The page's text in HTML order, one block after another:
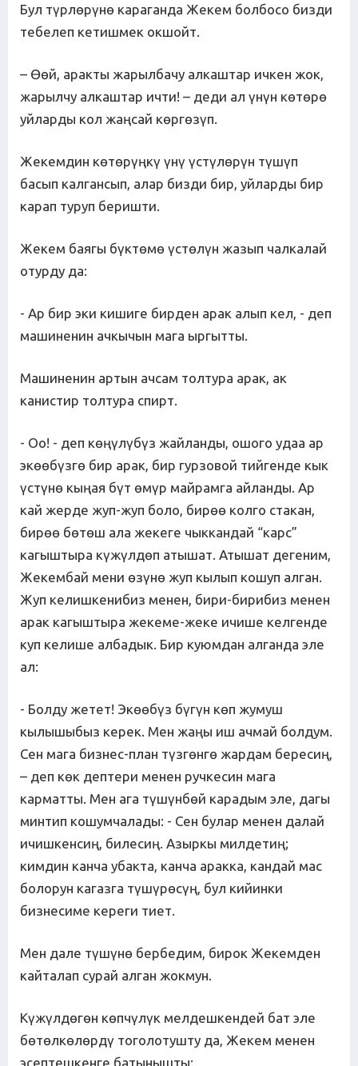
Бул түрлөрүнө караганда Жекем болбосо бизди
тебелеп кетишмек окшойт.
– Өөй, аракты жарылбачу алкаштар ичкен жок,
жарылчу алкаштар ичти! – деди ал үнүн көтөрө
уйларды кол жаңсай көргөзүп.
Жекемдин көтөрүңкү үнү үстүлөрүн түшүп
басып калгансып, алар бизди бир, уйларды бир
карап туруп беришти.
Жекем баягы бүктөмө үстөлүн жазып чалкалай
отурду да:
- Ар бир эки кишиге бирден арак алып кел, - деп
машиненин ачкычын мага ыргытты.
Машиненин артын ачсам толтура арак, ак
канистир толтура спирт.
- Оо! - деп көңүлүбүз жайланды, ошого удаа ар
экөөбүзгө бир арак, бир гурзовой тийгенде кык
үстүнө кыңая бүт өмүр майрамга айланды. Ар
кай жерде жуп-жуп боло, бирөө колго стакан,
бирөө бөтөш ала жекеге чыккандай “карс”
кагыштыра күжүлдөп атышат. Атышат дегеним,
Жекембай мени өзүнө жуп кылып кошуп алган.
Жуп келишкенибиз менен, бири-бирибиз менен
арак кагыштыра жекеме-жеке ичише келгенде
куп келише албадык. Бир куюмдан алганда эле
ал:
- Болду жетет! Экөөбүз бүгүн көп жумуш
кылышыбыз керек. Мен жаңы иш ачмай болдум.
Сен мага бизнес-план түзгөнгө жардам бересиң,
– деп көк дептери менен ручкесин мага
карматты. Мен ага түшүнбөй карадым эле, дагы
минтип кошумчалады: - Сен булар менен далай
ичишкенсиң, билесиң. Азыркы милдетиң;
кимдин канча убакта, канча аракка, кандай мас
болорун кагазга түшүрөсүң, бул кийинки
бизнесиме кереги тиет.
Мен дале түшүнө бербедим, бирок Жекемден
кайталап сурай алган жокмун.
Күжүлдөгөн көпчүлүк мелдешкендей бат эле
бөтөлкөлөрдү тоголотушту да, Жекем менен
эсептешкенге батынышты: